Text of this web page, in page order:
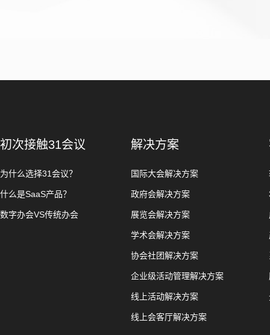
初次接触31会议
为什么选择31会议？
什么是SaaS产品？
数字办会VS传统办会
解决方案
国际大会解决方案
政府会解决方案
展览会解决方案
学术会解决方案
协会社团解决方案
企业级活动管理解决方案
线上活动解决方案
线上会客厅解决方案